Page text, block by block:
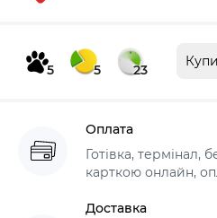
5 5 23
Оплата
Готівка, термінал,
карткою онлайн,
Доставка